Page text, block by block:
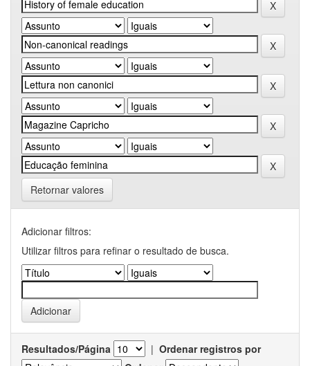
Retornar valores
Adicionar filtros:
Utilizar filtros para refinar o resultado de busca.
Resultados/Página | Ordenar registros por